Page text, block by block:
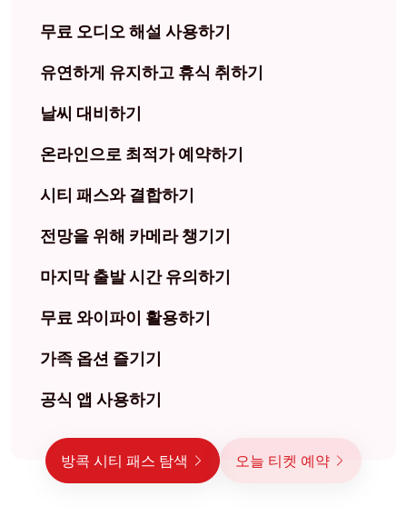
무료 오디오 해설 사용하기
유연하게 유지하고 휴식 취하기
날씨 대비하기
온라인으로 최적가 예약하기
시티 패스와 결합하기
전망을 위해 카메라 챙기기
마지막 출발 시간 유의하기
무료 와이파이 활용하기
가족 옵션 즐기기
공식 앱 사용하기
방콕 시티 패스 탐색 오늘 티켓 예약